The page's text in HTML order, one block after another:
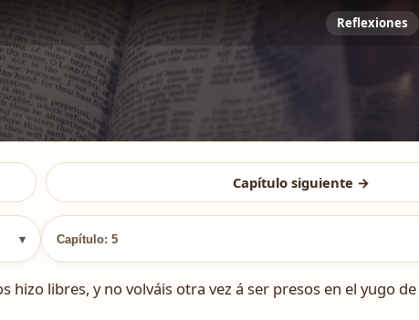
Reflexiones
Capítulo siguiente →
▾ Capítulo: 5
hizo libres, y no volváis otra vez á ser presos en el yugo de